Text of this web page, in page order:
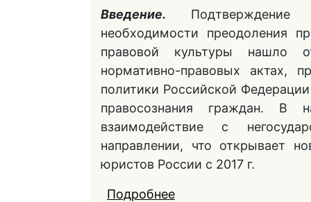
Введение.
необходимости преодоления
правовой культуры нашло
нормативно-правовых актах,
политики Российской
правосознания граждан. В
взаимодействие с
направлении, что открывает
юристов России с 2017 г.
Подробнее